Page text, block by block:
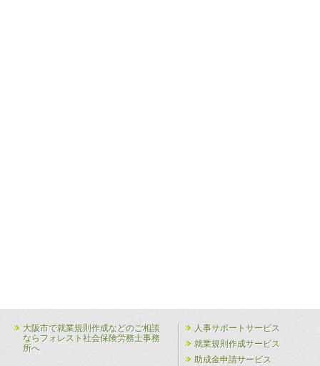
大阪市で就業規則作成などのご相談
ならフォレスト社会保険労務士事務
所へ
人事サポートサービス
就業規則作成サービス
助成金申請サービス